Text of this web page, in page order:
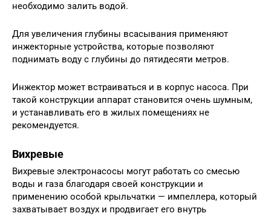
необходимо залить водой.
Для увеличения глубины всасывания применяют
инжекторные устройства, которые позволяют
поднимать воду с глубины до пятидесяти метров.
Инжектор может встраиваться и в корпус насоса. При
такой конструкции аппарат становится очень шумным,
и устанавливать его в жилых помещениях не
рекомендуется.
Вихревые
Вихревые электронасосы могут работать со смесью
воды и газа благодаря своей конструкции и
применению особой крыльчатки — импеллера, который
захватывает воздух и продвигает его внутрь